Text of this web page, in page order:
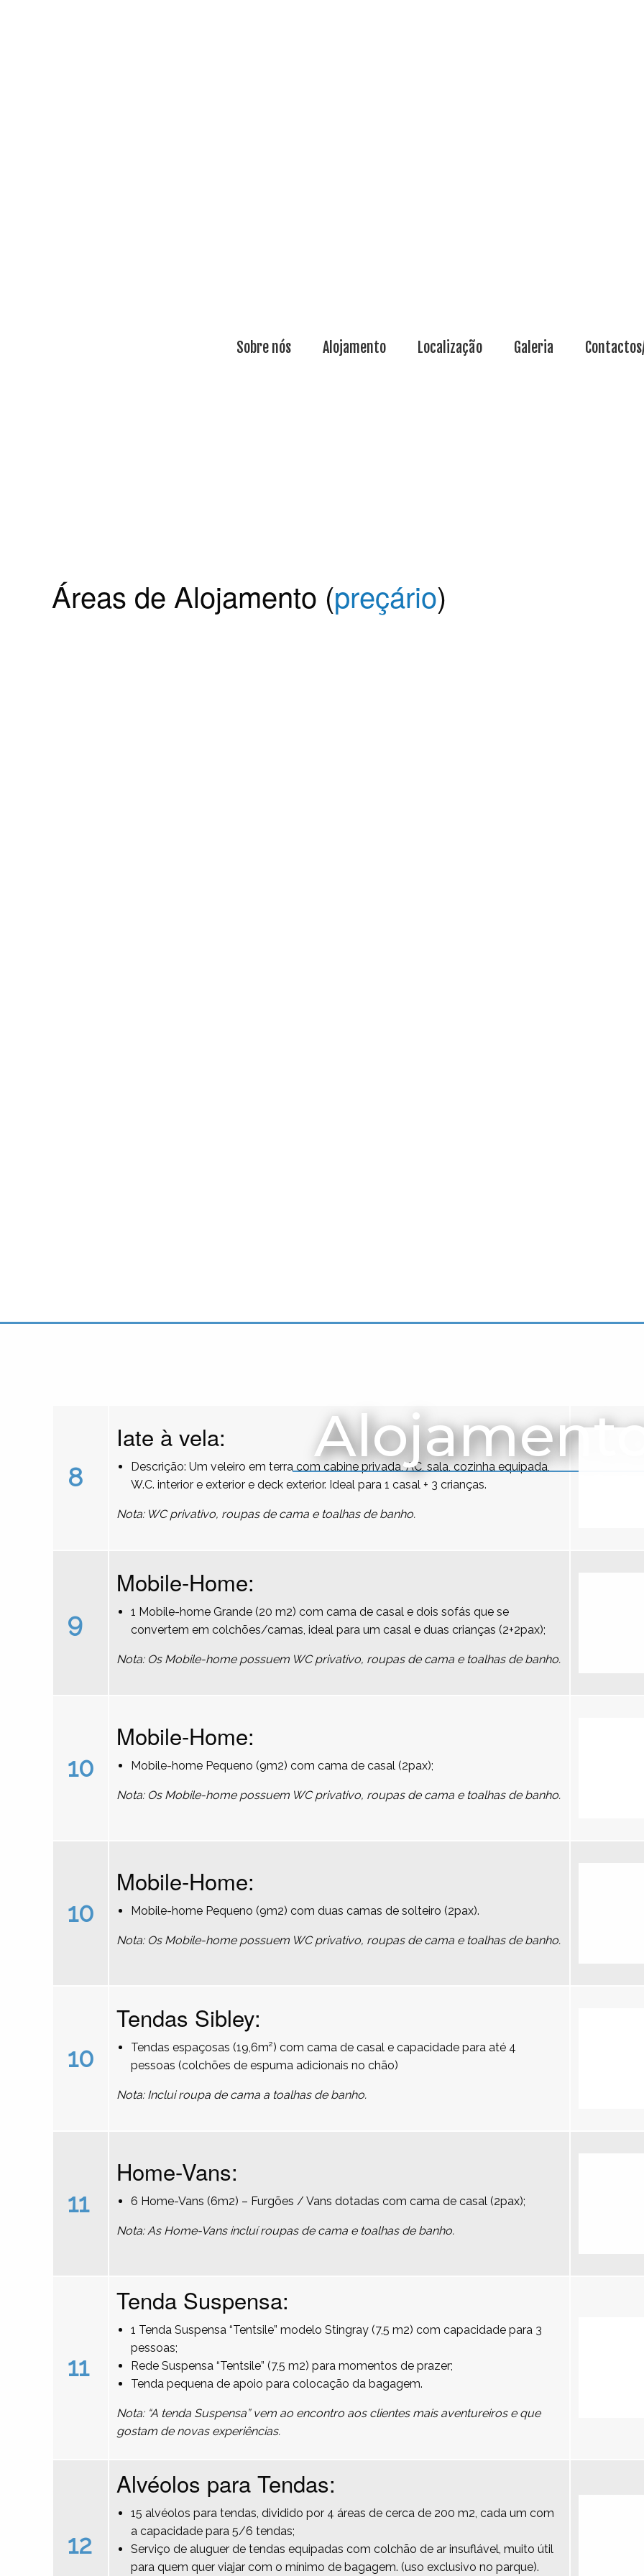
Sobre nós Alojamento Localização Galeria
Áreas de Alojamento (preçário)
8
Iate à vela:
Descrição: Um veleiro em terra com cabine privada, AC, sala, cozinha equipada,
W.C. interior e exterior e deck exterior. Ideal para 1 casal + 3 crianças.
Nota: WC privativo, roupas de cama e toalhas de banho.
9
Mobile-Home:
1 Mobile-home Grande (20 m2) com cama de casal e dois sofás que se
convertem em colchões/camas, ideal para um casal e duas crianças (2+2pax);
Nota: Os Mobile-home possuem WC privativo, roupas de cama e toalhas de banho.
10
Mobile-Home:
Mobile-home Pequeno (9m2) com cama de casal (2pax);
Nota: Os Mobile-home possuem WC privativo, roupas de cama e toalhas de banho.
10
Mobile-Home:
Mobile-home Pequeno (9m2) com duas camas de solteiro (2pax).
Nota: Os Mobile-home possuem WC privativo, roupas de cama e toalhas de banho.
10
Tendas Sibley:
Tendas espaçosas (19,6m²) com cama de casal e capacidade para até 4
pessoas (colchões de espuma adicionais no chão)
Nota: Inclui roupa de cama a toalhas de banho.
11
Home-Vans:
6 Home-Vans (6m2) – Furgões / Vans dotadas com cama de casal (2pax);
Nota: As Home-Vans incluí roupas de cama e toalhas de banho.
11
Tenda Suspensa:
1 Tenda Suspensa “Tentsile” modelo Stingray (7,5 m2) com capacidade para 3
pessoas;
Rede Suspensa “Tentsile” (7,5 m2) para momentos de prazer;
Tenda pequena de apoio para colocação da bagagem.
Nota: “A tenda Suspensa” vem ao encontro aos clientes mais aventureiros e que
gostam de novas experiências.
12
Alvéolos para Tendas:
15 alvéolos para tendas, dividido por 4 áreas de cerca de 200 m2, cada um com
a capacidade para 5/6 tendas;
Serviço de aluguer de tendas equipadas com colchão de ar insuflável, muito útil
para quem quer viajar com o mínimo de bagagem. (uso exclusivo no parque).